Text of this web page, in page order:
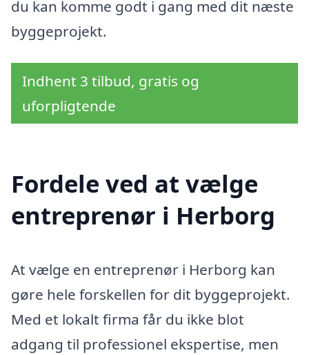
du kan komme godt i gang med dit næste
byggeprojekt.
Indhent 3 tilbud, gratis og
uforpligtende
Fordele ved at vælge
entreprenør i Herborg
At vælge en entreprenør i Herborg kan
gøre hele forskellen for dit byggeprojekt.
Med et lokalt firma får du ikke blot
adgang til professionel ekspertise, men